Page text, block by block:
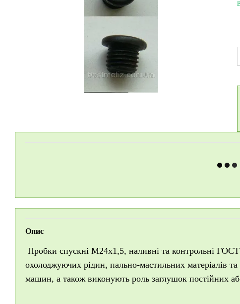
Опис
Пробки спускні М24х1,5, наливні та контрольні
охолоджуючих рідин, пально-мастильних матеріалів
машин, а також виконують роль заглушок постійних